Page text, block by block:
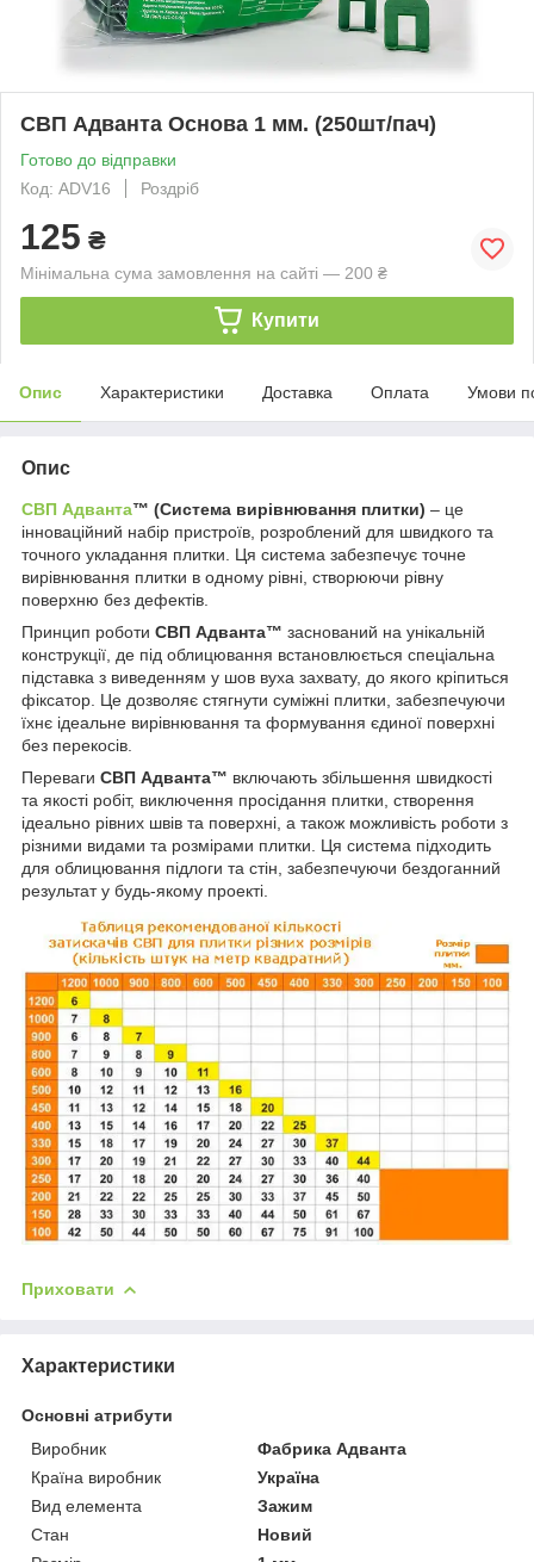
СВП Адванта Основа 1 мм. (250шт/пач)
Готово до відправки
Код: ADV16
Роздріб
125 ₴
Мінімальна сума замовлення на сайті — 200 ₴
Купити
Опис Характеристики Доставка Оплата Умови
Опис
СВП Адванта™ (Система вирівнювання плитки) – це
інноваційний набір пристроїв, розроблений для швидкого та
точного укладання плитки. Ця система забезпечує точне
вирівнювання плитки в одному рівні, створюючи рівну
поверхню без дефектів.
Принцип роботи СВП Адванта™ заснований на унікальній
конструкції, де під облицювання встановлюється спеціальна
підставка з виведенням у шов вуха захвату, до якого кріпиться
фіксатор. Це дозволяє стягнути суміжні плитки, забезпечуючи
їхнє ідеальне вирівнювання та формування єдиної поверхні
без перекосів.
Переваги СВП Адванта™ включають збільшення швидкості
та якості робіт, виключення просідання плитки, створення
ідеально рівних швів та поверхні, а також можливість роботи з
різними видами та розмірами плитки. Ця система підходить
для облицювання підлоги та стін, забезпечуючи бездоганний
результат у будь-якому проекті.
Приховати
Характеристики
Основні атрибути
Виробник
Фабрика Адванта
Країна виробник
Україна
Вид елемента
Зажим
Стан
Новий